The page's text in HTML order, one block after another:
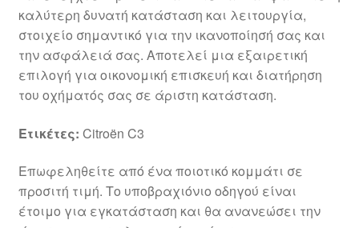
καλύτερη δυνατή κατάσταση και λειτουργία,
στοιχείο σημαντικό για την ικανοποίησή σας και
την ασφάλειά σας. Αποτελεί μια εξαιρετική
επιλογή για οικονομική επισκευή και διατήρηση
του οχήματός σας σε άριστη κατάσταση.
Ετικέτες: Citroën C3
Επωφεληθείτε από ένα ποιοτικό κομμάτι σε
προσιτή τιμή. Το υποβραχιόνιο οδηγού είναι
έτοιμο για εγκατάσταση και θα ανανεώσει την